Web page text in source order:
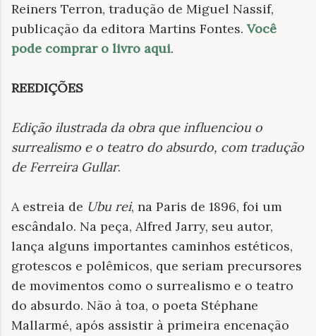
Reiners Terron, tradução de Miguel Nassif,
publicação da editora Martins Fontes. Você
pode comprar o livro aqui.
REEDIÇÕES
Edição ilustrada da obra que influenciou o
surrealismo e o teatro do absurdo, com tradução
de Ferreira Gullar.
A estreia de Ubu rei, na Paris de 1896, foi um
escândalo. Na peça, Alfred Jarry, seu autor,
lança alguns importantes caminhos estéticos,
grotescos e polêmicos, que seriam precursores
de movimentos como o surrealismo e o teatro
do absurdo. Não à toa, o poeta Stéphane
Mallarmé, após assistir à primeira encenação